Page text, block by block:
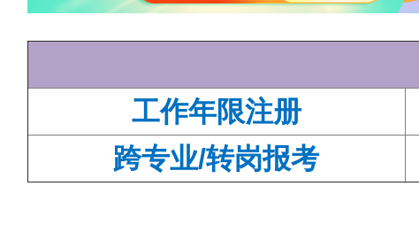
工作年限注册
跨专业/转岗报考